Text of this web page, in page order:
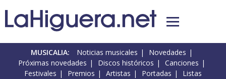
MUSICALIA: Noticias musicales
Novedades
Próximas novedades
Discos históricos
Canciones
Festivales
Premios Artistas Portadas Listas